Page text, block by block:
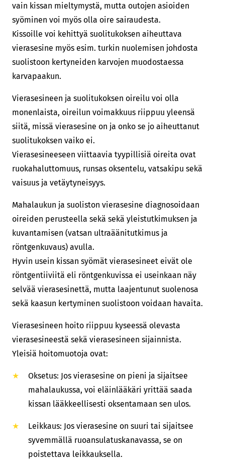
vain kissan mieltymystä, mutta outojen asioiden
syöminen voi myös olla oire sairaudesta.
Kissoille voi kehittyä suolitukoksen aiheuttava
vierasesine myös esim. turkin nuolemisen johdosta
suolistoon kertyneiden karvojen muodostaessa
karvapaakun.
Vierasesineen ja suolitukoksen oireilu voi olla
monenlaista, oireilun voimakkuus riippuu yleensä
siitä, missä vierasesine on ja onko se jo aiheuttanut
suolitukoksen vaiko ei.
Vierasesineeseen viittaavia tyypillisiä oireita ovat
ruokahaluttomuus, runsas oksentelu, vatsakipu sekä
vaisuus ja vetäytyneisyys.
Mahalaukun ja suoliston vierasesine diagnosoidaan
oireiden perusteella sekä sekä yleistutkimuksen ja
kuvantamisen (vatsan ultraäänitutkimus ja
röntgenkuvaus) avulla.
Hyvin usein kissan syömät vierasesineet eivät ole
röntgentiiviitä eli röntgenkuvissa ei useinkaan näy
selvää vierasesinettä, mutta laajentunut suolenosa
sekä kaasun kertyminen suolistoon voidaan havaita.
Vierasesineen hoito riippuu kyseessä olevasta
vierasesineestä sekä vierasesineen sijainnista.
Yleisiä hoitomuotoja ovat:
Oksetus: Jos vierasesine on pieni ja sijaitsee
mahalaukussa, voi eläinlääkäri yrittää saada
kissan lääkkeellisesti oksentamaan sen ulos.
Leikkaus: Jos vierasesine on suuri tai sijaitsee
syvemmällä ruoansulatuskanavassa, se on
poistettava leikkauksella.